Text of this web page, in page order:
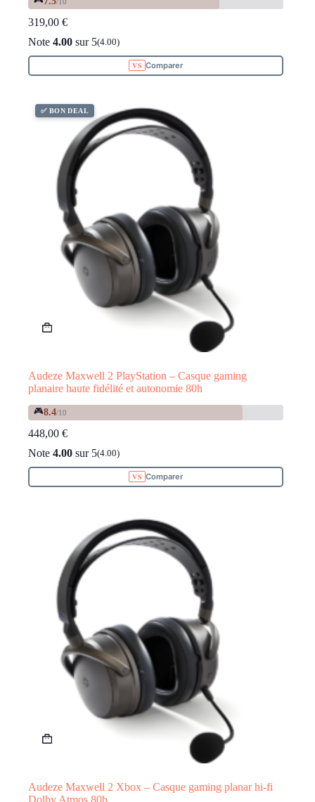
319,00 €
Note 4.00 sur 5(4.00)
Comparer
✅ BON DEAL
Audeze Maxwell 2 PlayStation – Casque gaming
planaire haute fidélité et autonomie 80h
🎮8.4/10
448,00 €
Note 4.00 sur 5(4.00)
Comparer
Audeze Maxwell 2 Xbox – Casque gaming planar hi-fi
Dolby Atmos 80h